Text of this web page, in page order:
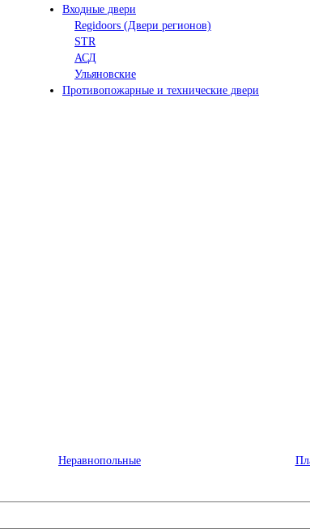
Входные двери
Regidoors (Двери регионов)
STR
АСД
Ульяновские
Противопожарные и технические двери
Неравнопольные